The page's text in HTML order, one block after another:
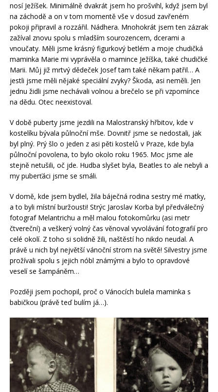
nosí Ježíšek. Minimálně dvakrát jsem ho prošvihl, když jsem byl
na záchodě a on v tom momentě vše v dosud zavřeném
pokoji připravil a rozzářil. Nádhera. Mnohokrát jsem ten zázrak
zažíval znovu spolu s mladším sourozencem, dcerami a
vnoučaty. Měli jsme krásný figurkový betlém a moje chudičká
maminka Marie mi vyprávěla o mamince Ježíška, také chudičké
Marii. Můj již mrtvý dědeček Josef tam také někam patřil… A
jestli jsme měli nějaké speciální zvyky? Škoda, asi neměli. Jen
jednu židli jsme nechávali volnou a brečelo se při vzpomínce
na dědu. Otec neexistoval.
V době puberty jsme jezdili na Malostranský hřbitov, kde v
kostelíku bývala půlnoční mše. Dovnitř jsme se nedostali, jak
byl plný. Prý šlo o jeden z asi pěti kostelů v Praze, kde byla
půlnoční povolena, to bylo okolo roku 1965. Moc jsme ale
stejně netušili, oč jde. Hudba slyšet byla, Beatles to ale nebyli a
my puberťáci jsme se smáli.
V domě, kde jsem bydlel, žila báječná rodina sestry mé matky,
a to byli místní buržousti! Strýc Jaroslav Korba byl předválečný
fotograf Melantrichu a měl malou fotokomůrku (asi metr
čtvereční) a veškerý volný čas věnoval vyvolávání fotografií pro
celé okolí. Z toho si solidně žili, naštěstí ho nikdo neudal. A
právě u nich byl největší vánoční strom na světě! Silvestry jsme
prožívali spolu s jejich nóbl známými a bylo to opravdové
veselí se šampáněm…
Později jsem pochopil, proč o Vánocích bulela maminka s
babičkou (právě teď bulím já…).